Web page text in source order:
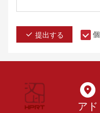
提出する
アド